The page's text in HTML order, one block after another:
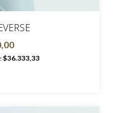
$36.333,33